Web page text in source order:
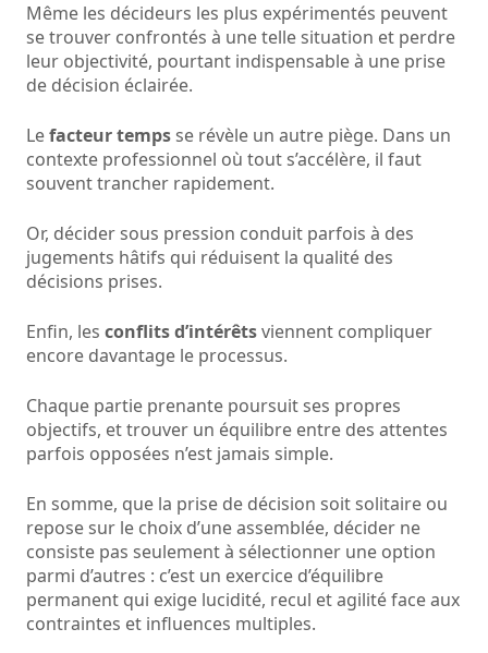
Même les décideurs les plus expérimentés peuvent
se trouver confrontés à une telle situation et perdre
leur objectivité, pourtant indispensable à une prise
de décision éclairée.
Lefacteur tempsse révèle un autre piège. Dans un
contexte professionnel où tout s’accélère, il faut
souvent trancher rapidement.
Or, décider sous pression conduit parfois à des
jugements hâtifs qui réduisent la qualité des
décisions prises.
Enfin, les conflits d’intérêtsviennent compliquer
encore davantage le processus.
Chaque partie prenante poursuit ses propres
objectifs, et trouver un équilibre entre des attentes
parfois opposées n’est jamais simple.
En somme, que la prise de décision soit solitaire ou
repose sur le choix d’une assemblée, décider ne
consiste pas seulement à sélectionner une option
parmi d’autres : c’est un exercice d’équilibre
permanent qui exige lucidité, recul et agilité face aux
contraintes et influences multiples.